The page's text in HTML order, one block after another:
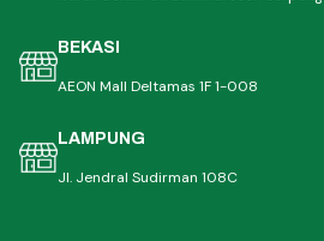
BEKASI
AEON Mall Deltamas 1F 1-008
LAMPUNG
Jl. Jendral Sudirman 108C